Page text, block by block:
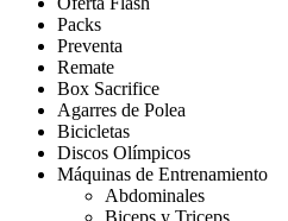
Packs
Preventa
Remate
Box Sacrifice
Agarres de Polea
Bicicletas
Discos Olímpicos
Máquinas de Entrenamiento
Abdominales